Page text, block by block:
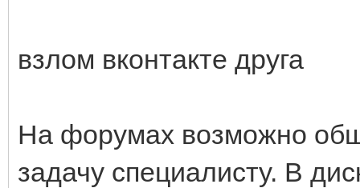
взлом вконтакте друга
На форумах возможно
задачу специалисту. В